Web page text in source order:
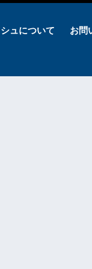
ュについて お問